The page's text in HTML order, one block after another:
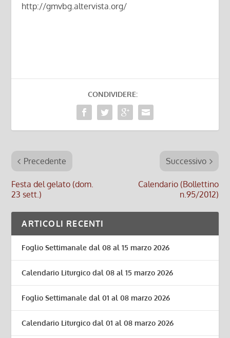
http://gmvbg.altervista.org/
CONDIVIDERE:
Precedente
Festa del gelato (dom.
23 sett.)
Successivo
Calendario (Bollettino
n.95/2012)
ARTICOLI RECENTI
Foglio Settimanale dal 08 al 15 marzo 2026
Calendario Liturgico dal 08 al 15 marzo 2026
Foglio Settimanale dal 01 al 08 marzo 2026
Calendario Liturgico dal 01 al 08 marzo 2026